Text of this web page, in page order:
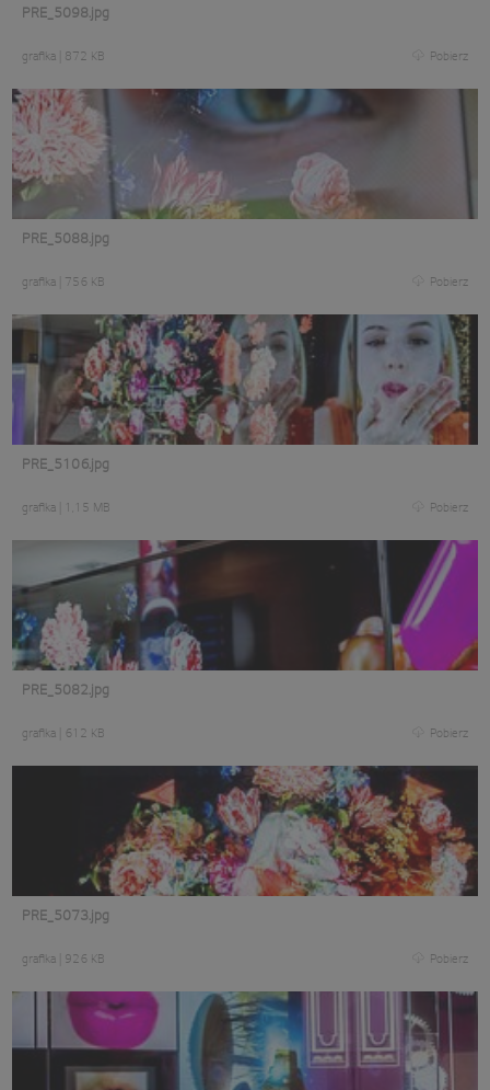
PRE_5098.jpg
grafika 872 KB Pobierz
PRE_5088.jpg
grafika 756 KB Pobierz
PRE_5106.jpg
grafika 1,15 MB Pobierz
PRE_5082.jpg
grafika 612 KB Pobierz
PRE_5073.jpg
grafika 926 KB Pobierz